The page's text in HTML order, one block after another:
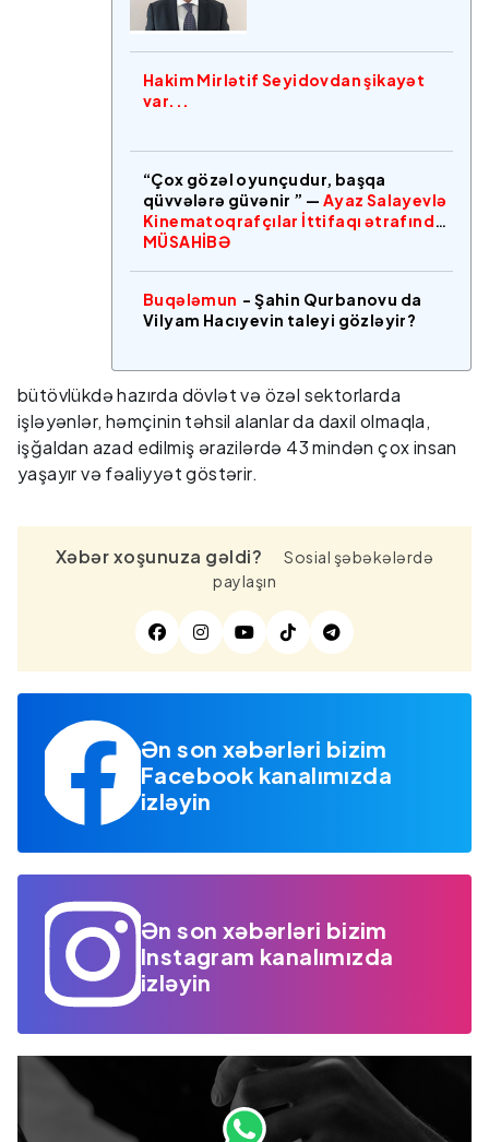
Hakim Mirlətif Seyidovdan şikayət
var...
“Çox gözəl oyunçudur, başqa
qüvvələrə güvənir ” — Ayaz Salayevlə
Kinematoqrafçılar İttifaqı ətrafında
MÜSAHİBƏ
Buqələmun - Şahin Qurbanovu da
Vilyam Hacıyevin taleyi gözləyir?
bütövlükdə hazırda dövlət və özəl sektorlarda
işləyənlər, həmçinin təhsil alanlar da daxil olmaqla,
işğaldan azad edilmiş ərazilərdə 43 mindən çox insan
yaşayır və fəaliyyət göstərir.
Xəbər xoşunuza gəldi?
Sosial şəbəkələrdə
paylaşın
Ən son xəbərləri bizim
Facebook kanalımızda
izləyin
Ən son xəbərləri bizim
Instagram kanalımızda
izləyin